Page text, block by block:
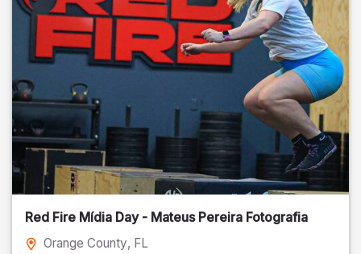
Red Fire Mídia Day - Mateus Pereira Fotografia
Orange County, FL